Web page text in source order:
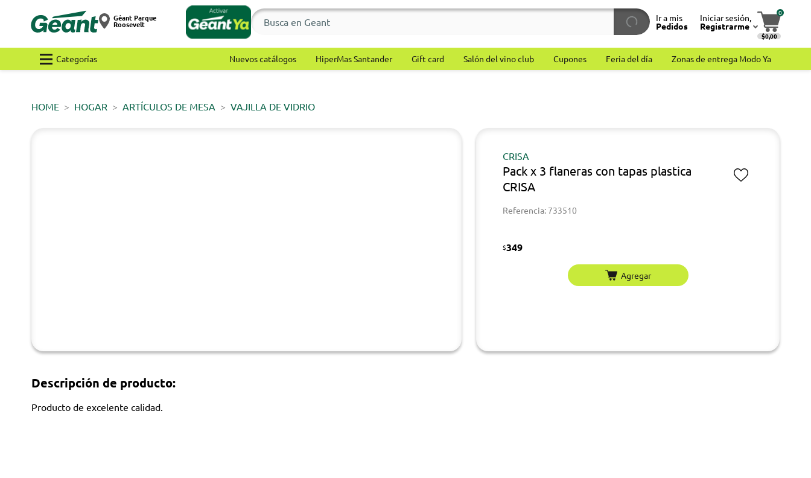
Géant Parque
Roosevelt
Ir a mis
Pedidos
Iniciar sesión,
Registrarme
0
$0,00
Categorías Nuevos catálogos HiperMas Santander Gift card Salón del vino club Cupones Feria del día Zonas de entrega Modo Ya
HOME HOGAR ARTÍCULOS DE MESA VAJILLA DE VIDRIO
CRISA
Pack x 3 flaneras con tapas plastica
CRISA
Referencia: 733510
$349
Agregar
Descripción de producto:
Producto de excelente calidad.